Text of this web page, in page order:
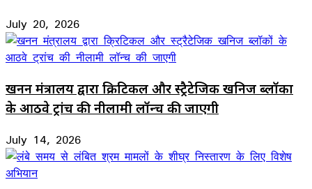
July 20, 2026
खनन मंत्रालय द्वारा क्रिटिकल और स्ट्रैटेजिक खनिज ब्लॉकों
के आठवे ट्रांच की नीलामी लॉन्च की जाएगी
July 14, 2026